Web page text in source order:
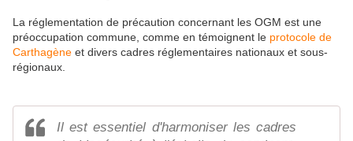
La réglementation de précaution concernant les OGM est une
préoccupation commune, comme en témoignent le protocole de
Carthagène et divers cadres réglementaires nationaux et sous-
régionaux.
Il est essentiel d'harmoniser les cadres